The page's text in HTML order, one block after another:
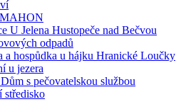
U Jelena Hustopeče nad Bečvou
odpadů
a hospůdka u hájku Hranické Loučky
u jezera
s pečovatelskou službou
středisko